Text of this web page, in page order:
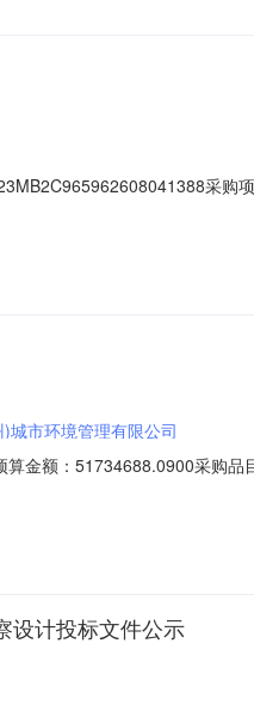
采购
电话：6610977投资审批项
城市环境管理有限公司
金额：51734688.0900采购
限公司广东省梅州市丰顺县汤
设计投标文件公示